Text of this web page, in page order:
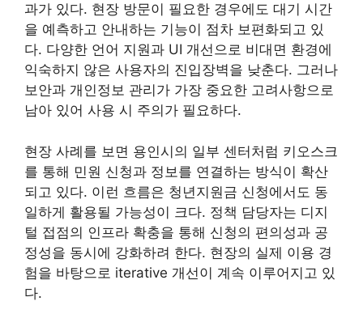
과가 있다. 현장 방문이 필요한 경우에도 대기 시간
을 예측하고 안내하는 기능이 점차 보편화되고 있
다. 다양한 언어 지원과 UI 개선으로 비대면 환경에
익숙하지 않은 사용자의 진입장벽을 낮춘다. 그러나
보안과 개인정보 관리가 가장 중요한 고려사항으로
남아 있어 사용 시 주의가 필요하다.
현장 사례를 보면 용인시의 일부 센터처럼 키오스크
를 통해 민원 신청과 정보를 연결하는 방식이 확산
되고 있다. 이런 흐름은 청년지원금 신청에서도 동
일하게 활용될 가능성이 크다. 정책 담당자는 디지
털 접점의 인프라 확충을 통해 신청의 편의성과 공
정성을 동시에 강화하려 한다. 현장의 실제 이용 경
험을 바탕으로 iterative 개선이 계속 이루어지고 있
다.